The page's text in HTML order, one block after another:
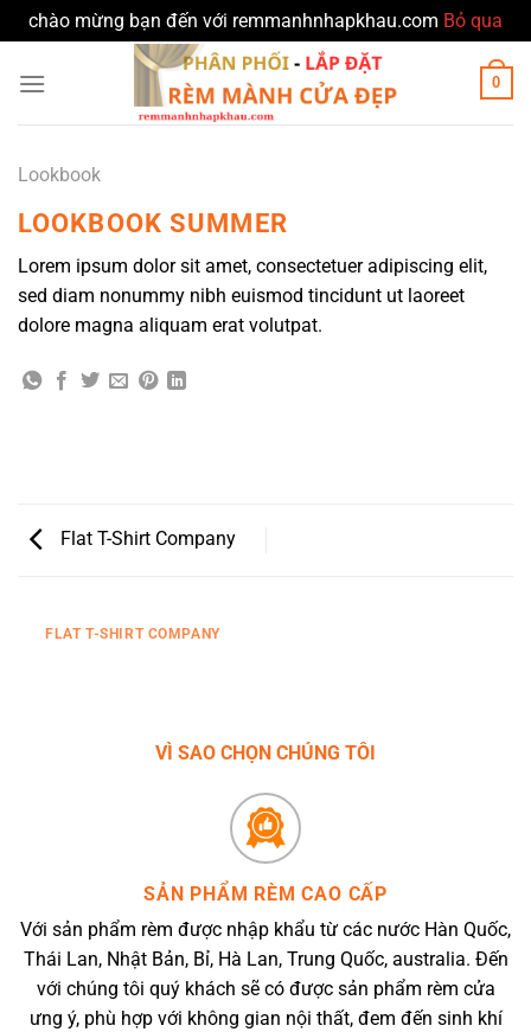
chào mừng bạn đến với remmanhnhapkhau.com Bỏ qua
qua
0
Lookbook
LOOKBOOK SUMMER
Lorem ipsum dolor sit amet, consectetuer adipiscing elit,
sed diam nonummy nibh euismod tincidunt ut laoreet
dolore magna aliquam erat volutpat.
Flat T-Shirt Company
FLAT T-SHIRT COMPANY
VÌ SAO CHỌN CHÚNG TÔI
SẢN PHẨM RÈM CAO CẤP
Với sản phẩm rèm được nhập khẩu từ các nước Hàn Quốc,
Thái Lan, Nhật Bản, Bỉ, Hà Lan, Trung Quốc, australia. Đến
với chúng tôi quý khách sẽ có được sản phẩm rèm cửa
ưng ý, phù hợp với không gian nội thất, đem đến sinh khí